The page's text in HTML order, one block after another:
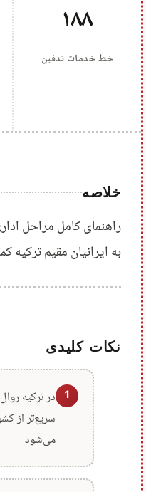
۱۸۸
خط خدمات تدفین
خلاصه
راهنمای کامل مراحل
به ایرانیان مقیم
نکات کلیدی
1 در ترکیه
سریع‌تر از
می‌شود